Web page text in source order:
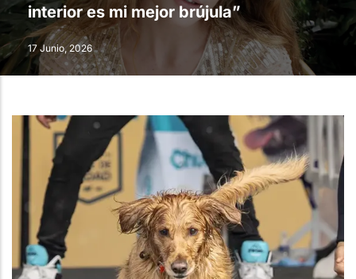
interior es mi mejor brújula”
17 Junio, 2026